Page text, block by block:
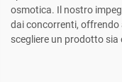
osmotica. Il nostro
dai concorrenti,
scegliere un prodotto sia